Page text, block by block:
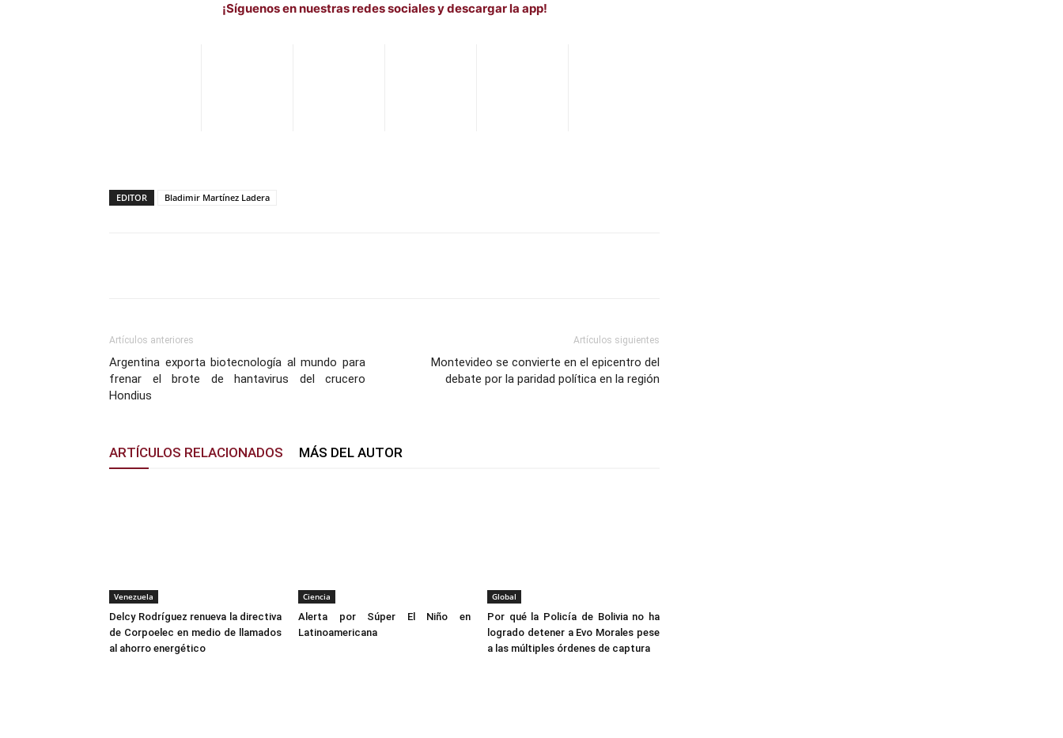
¡Síguenos en nuestras redes sociales y descargar la app!
EDITOR Bladimir Martínez Ladera
Artículos anteriores
Argentina exporta biotecnología al mundo para
frenar el brote de hantavirus del crucero
Hondius
Artículos siguientes
Montevideo se convierte en el epicentro del
debate por la paridad política en la región
ARTÍCULOS RELACIONADOS MÁS DEL AUTOR
Venezuela
Delcy Rodríguez renueva la directiva
de Corpoelec en medio de llamados
al ahorro energético
Ciencia
Alerta por Súper El Niño en
Latinoamericana
Global
Por qué la Policía de Bolivia no ha
logrado detener a Evo Morales pese
a las múltiples órdenes de captura